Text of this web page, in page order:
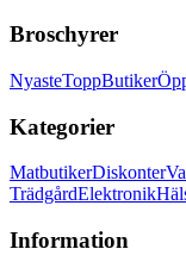
Broschyrer
NyasteToppButiker
Kategorier
MatbutikerDiskonter
TrädgårdElektronik
Information